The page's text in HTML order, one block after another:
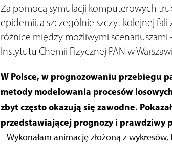
Za pomocą symulacji komputerowych
epidemii, a szczególnie szczyt kolejnej
różnice między możliwymi scenariuszami
Instytutu Chemii Fizycznej PAN w
W Polsce, w prognozowaniu przebiegu
metody modelowania procesów
zbyt często okazują się zawodne.
przedstawiającej prognozy i prawdziwy
– Wykonałam animację złożoną z